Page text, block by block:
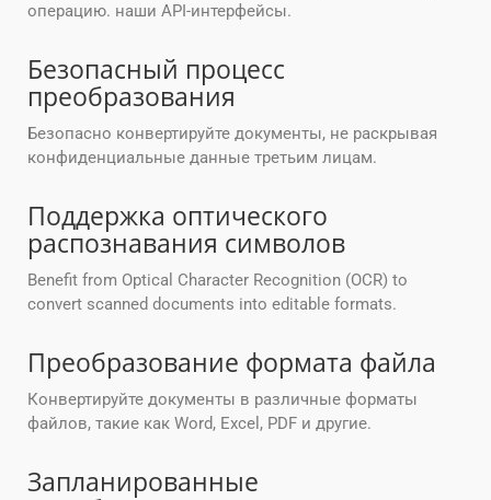
операцию. наши API-интерфейсы.
Безопасный процесс
преобразования
Безопасно конвертируйте документы, не раскрывая
конфиденциальные данные третьим лицам.
Поддержка оптического
распознавания символов
Benefit from Optical Character Recognition (OCR) to
convert scanned documents into editable formats.
Преобразование формата файла
Конвертируйте документы в различные форматы
файлов, такие как Word, Excel, PDF и другие.
Запланированные